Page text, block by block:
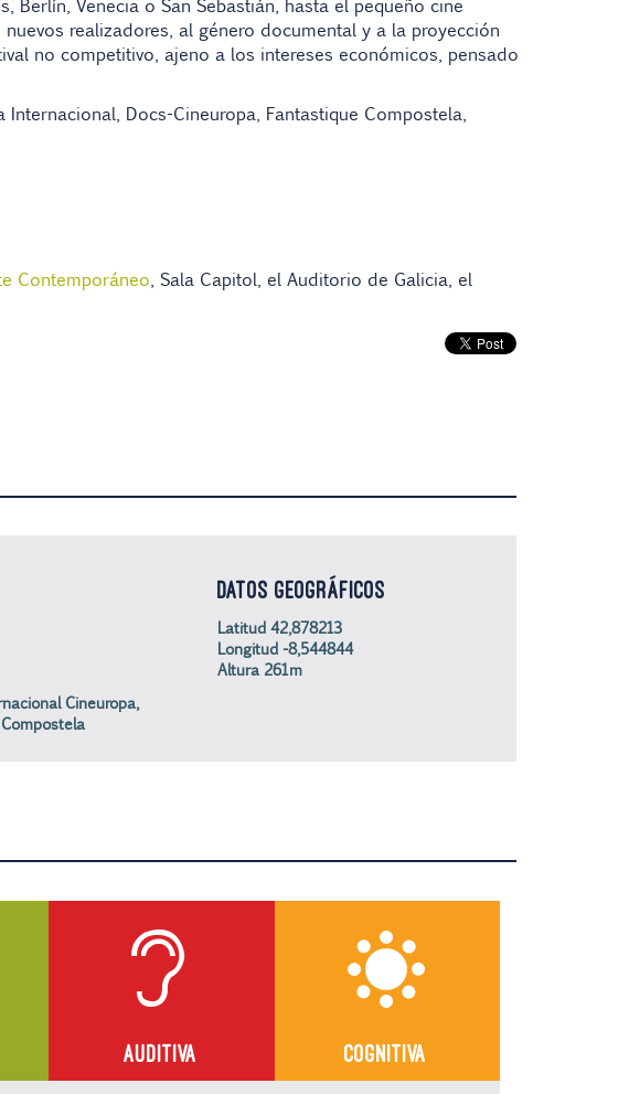
Venecia o San Sebastián, hasta el pequeño cine
realizadores, al género documental y a la proyección
no competitivo, ajeno a los intereses económicos, pensado
Docs-Cineuropa, Fantastique Compostela,
Contemporáneo, Sala Capitol, el Auditorio de Galicia, el
Cineuropa,
DATOS GEOGRÁFICOS
Latitud 42,878213
Longitud -8,544844
Altura 261m
AUDITIVA COGNITIVA